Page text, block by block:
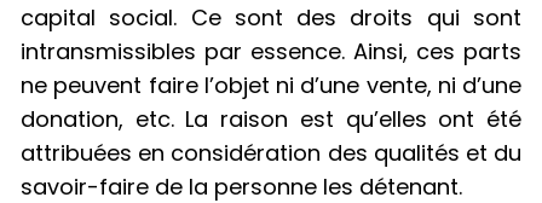
capital social. Ce sont des droits qui sont
intransmissibles par essence. Ainsi, ces parts
ne peuvent faire l’objet ni d’une vente, ni d’une
donation, etc. La raison est qu’elles ont été
attribuées en considération des qualités et du
savoir-faire de la personne les détenant.